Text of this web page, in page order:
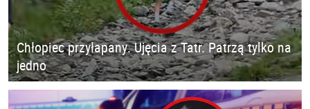
Chłopiec przyłapany. Ujęcia z Tatr. Patrzą tylko na
jedno